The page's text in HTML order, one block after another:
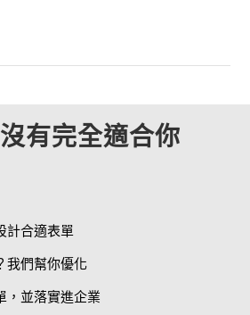
有完全適合你
計合適表單
我們幫你優化
，並落實進企業